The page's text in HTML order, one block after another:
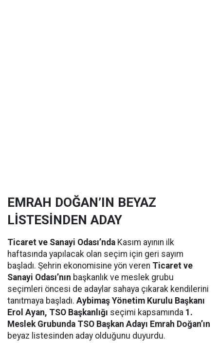
EMRAH DOĞAN’IN BEYAZ
LİSTESİNDEN ADAY
Ticaret ve Sanayi Odası’nda Kasım ayının ilk
haftasında yapılacak olan seçim için geri sayım
başladı. Şehrin ekonomisine yön veren Ticaret ve
Sanayi Odası’nın başkanlık ve meslek grubu
seçimleri öncesi de adaylar sahaya çıkarak kendilerini
tanıtmaya başladı. Aybimaş Yönetim Kurulu Başkanı
Erol Ayan, TSO Başkanlığı seçimi kapsamında 1.
Meslek Grubunda TSO Başkan Adayı Emrah Doğan’ın
beyaz listesinden aday olduğunu duyurdu.